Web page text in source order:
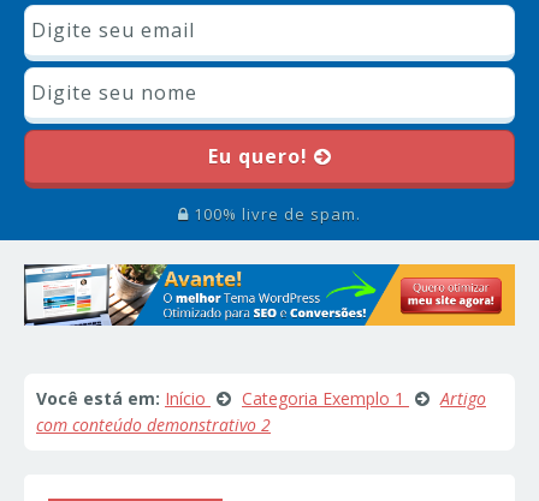
Eu quero!
100% livre de spam.
Você está em: Início Categoria Exemplo 1
Artigo
com conteúdo demonstrativo 2